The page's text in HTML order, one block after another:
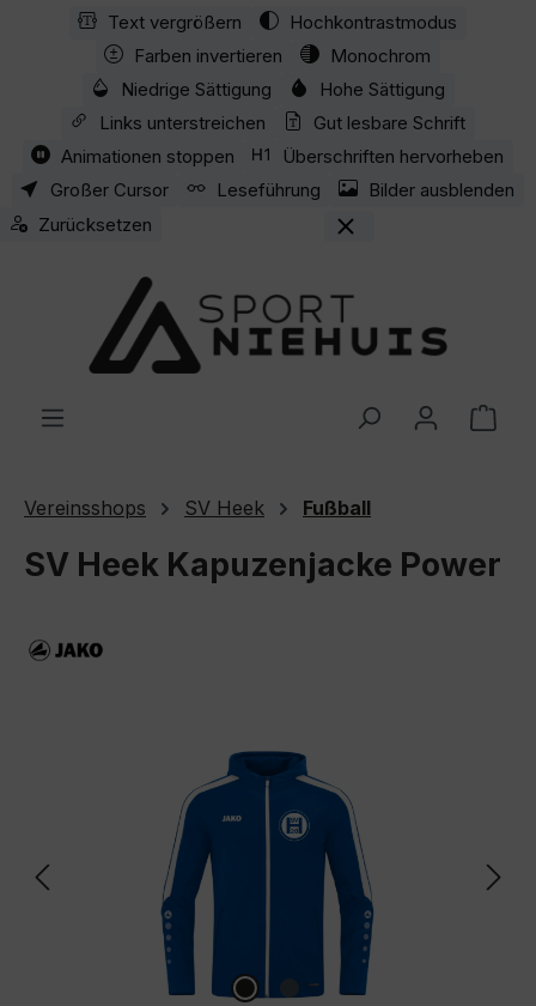
Zum Hauptinhalt springen
Text vergrößern
Hochkontrastmodus
Farben invertieren
Monochrom
Niedrige Sättigung
Hohe Sättigung
Links unterstreichen
Gut lesbare Schrift
Animationen stoppen
Überschriften hervorheben
Großer Cursor
Leseführung
Bilder ausblenden
Zurücksetzen
Vereinsshops SV Heek Fußball
SV Heek Kapuzenjacke Power
Bildergalerie überspringen